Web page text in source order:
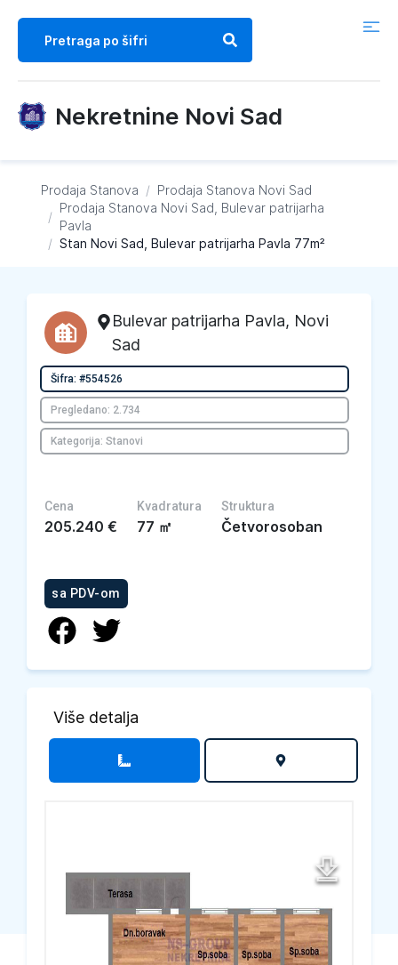
Nekretnine Novi Sad
Prodaja Stanova / Prodaja Stanova Novi Sad
/
Prodaja Stanova Novi Sad, Bulevar patrijarha
Pavla
/ Stan Novi Sad, Bulevar patrijarha Pavla 77m²
Bulevar patrijarha Pavla, Novi
Sad
Šifra: #554526
Pregledano: 2.734
Kategorija: Stanovi
Cena
205.240 €
Kvadratura
77 ㎡
Struktura
Četvorosoban
sa PDV-om
Više detalja